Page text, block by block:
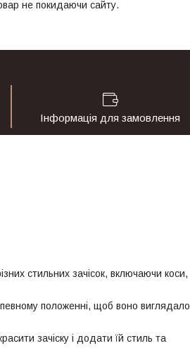
не покидаючи сайту.
Інформація для замовлення
стильних зачісок, включаючи коси,
положенні, щоб воно виглядало
зачіску і додати їй стиль та